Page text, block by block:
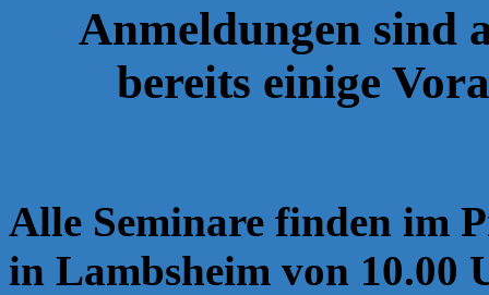
Anmeldungen sind
bereits einige
Alle Seminare finden im
in Lambsheim von 10.00